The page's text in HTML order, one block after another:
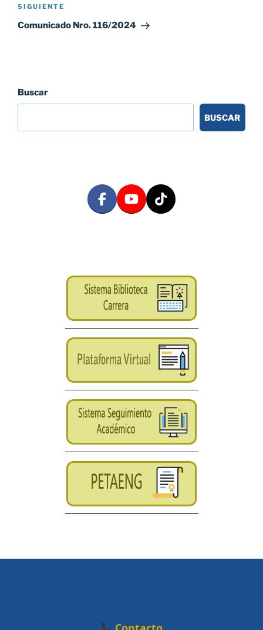
Siguiente
entrada
SIGUIENTE
Comunicado Nro. 116/2024
Buscar
BUSCAR